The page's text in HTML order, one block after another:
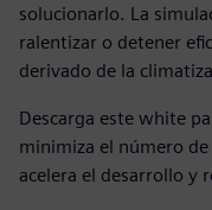
solucionarlo. La
ralentizar o detener
derivado de la
Descarga este white
minimiza el número
acelera el desarrollo y